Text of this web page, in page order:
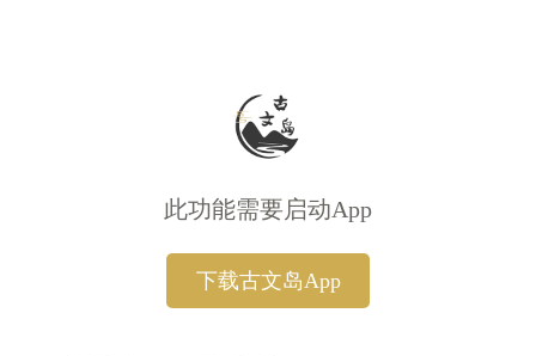
此功能需要启动App
下载古文岛App